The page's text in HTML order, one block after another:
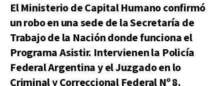
El Ministerio de Capital Humano confirmó
un robo en una sede de la Secretaría de
Trabajo de la Nación donde funciona el
Programa Asistir. Intervienen la Policía
Federal Argentina y el Juzgado en lo
Criminal y Correccional Federal Nº 8.